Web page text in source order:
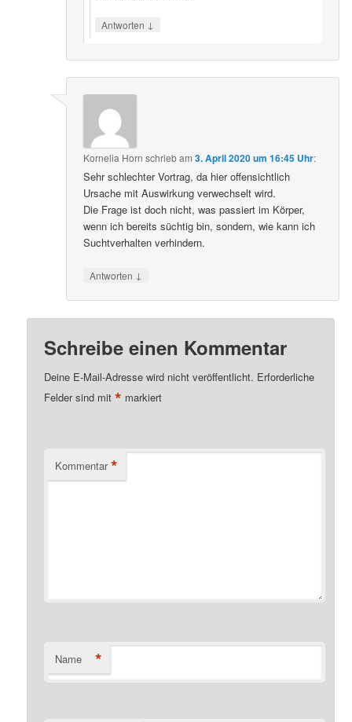
Antworten ↓
Kornelia Horn schriebam3. April 2020 um 16:45 Uhr:
Sehr schlechter Vortrag, da hier offensichtlich
Ursache mit Auswirkung verwechselt wird.
Die Frage ist doch nicht, was passiert im Körper,
wenn ich bereits süchtig bin, sondern, wie kann ich
Suchtverhalten verhindern.
Antworten ↓
Schreibe einen Kommentar
Deine E-Mail-Adresse wird nicht veröffentlicht. Erforderliche
Felder sind mit* markiert
Kommentar *
Name *